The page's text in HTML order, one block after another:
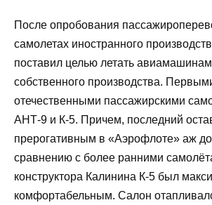
После опробования
самолетах иностранного
поставил целью летать
собственного производства.
отечественными пассажирскими
АНТ-9 и К-5. Причем, последний
прерогативным в «Аэрофлоте» аж
сравнению с более ранними
конструктора Калинина К-5 был
комфортабельным. Салон